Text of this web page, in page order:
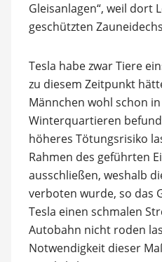
Gleisanlagen“, weil dort
geschützten
Tesla habe zwar Tiere
zu diesem Zeitpunkt
Männchen wohl schon
Winterquartieren
höheres Tötungsrisiko
Rahmen des geführten
ausschließen, weshalb
verboten wurde, so das
Tesla einen schmalen
Autobahn nicht roden
Notwendigkeit dieser